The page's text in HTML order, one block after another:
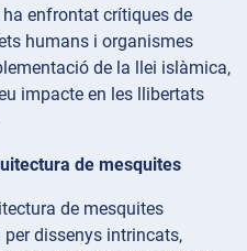
enfrontat crítiques de
humans i organismes
de la llei islàmica,
impacte en les llibertats
de mesquites
de mesquites
dissenys intrincats,